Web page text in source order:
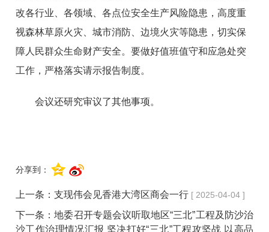
改各行业、各领域、各点位安全生产风险隐患，高度重
视森林草原火灾、城市消防、边境火灾等隐患，切实保
障人民群众生命财产安全。要做好值班值守和应急处突
工作，严格落实请示报告制度。
会议还研究审议了其他事项。
分享到：
上一条：支现伟会见香港大湾区商会一行 [ 2025-04-04 ]
下一条：地委召开专题会议听取地区“三北”工程及防沙治
沙工作治理情况汇报 坚决打好“三北”工程攻坚战 以高品